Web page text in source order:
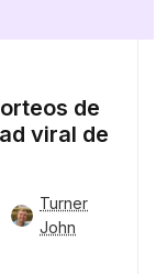
de
viral de
Turner
John